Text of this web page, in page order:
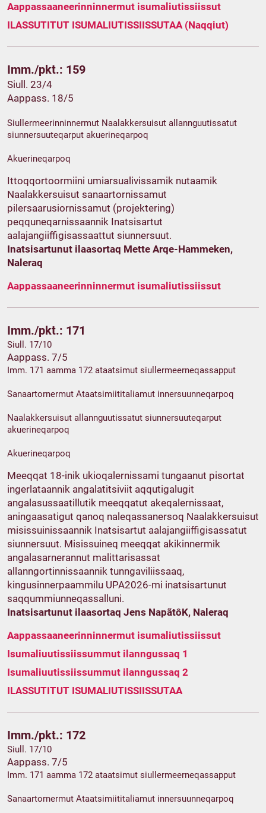
Aappassaaneerinninnermut isumaliutissiissut
ILASSUTITUT ISUMALIUTISSIISSUTAA (Naqqiut)
Imm./pkt.: 159
Siull. 23/4
Aappass. 18/5
Siullermeerinninnermut Naalakkersuisut allannguutissatut
siunnersuuteqarput akuerineqarpoq
Akuerineqarpoq
Ittoqqortoormiini umiarsualivissamik nutaamik
Naalakkersuisut sanaartornissamut
pilersaarusiornissamut (projektering)
peqquneqarnissaannik Inatsisartut
aalajangiiffigisassaattut siunnersuut.
Inatsisartunut ilaasortaq Mette Arqe-Hammeken,
Naleraq
Aappassaaneerinninnermut isumaliutissiissut
Imm./pkt.: 171
Siull. 17/10
Aappass. 7/5
Imm. 171 aamma 172 ataatsimut siullermeerneqassapput
Sanaartornermut Ataatsimiititaliamut innersuunneqarpoq
Naalakkersuisut allannguutissatut siunnersuuteqarput
akuerineqarpoq
Akuerineqarpoq
Meeqqat 18-inik ukioqalernissami tungaanut pisortat
ingerlataannik angalatitsiviit aqqutigalugit
angalasussaatillutik meeqqatut akeqalernissaat,
aningaasatigut qanoq naleqassanersoq Naalakkersuisut
misissuinissaannik Inatsisartut aalajangiiffigisassatut
siunnersuut. Misissuineq meeqqat akikinnermik
angalasarnerannut malittarisassat
allanngortinnissaannik tunngaviliissaaq,
kingusinnerpaammilu UPA2026-mi inatsisartunut
saqqummiunneqassalluni.
Inatsisartunut ilaasortaq Jens NapãtôK, Naleraq
Aappassaaneerinninnermut isumaliutissiissut
Isumaliuutissiissummut ilanngussaq 1
Isumaliuutissiissummut ilanngussaq 2
ILASSUTITUT ISUMALIUTISSIISSUTAA
Imm./pkt.: 172
Siull. 17/10
Aappass. 7/5
Imm. 171 aamma 172 ataatsimut siullermeerneqassapput
Sanaartornermut Ataatsimiititaliamut innersuunneqarpoq